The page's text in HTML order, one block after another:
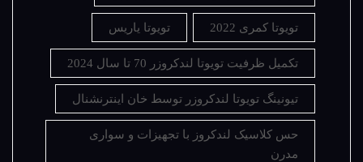
تویوتا کمری 2022 تویوتا یاریس
تکمیل ظرفیت تویوتا لندکروزر 70 تا سال 2024
تیونینگ تویوتا لندکروزر توسط خان اینترنشنال
حس کلاسیک لندکروز با تجهیزات و سواری
مدرن